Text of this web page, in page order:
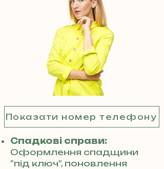
Показати номер телефону
Спадкові справи:
Оформлення спадщини
"під ключ", поновлення